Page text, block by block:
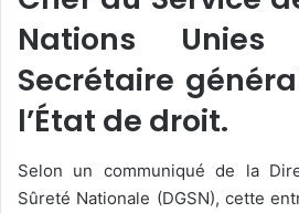
Nations
Secrétaire
l’État de droit.
Selon un communiqué de la
Sûreté Nationale (DGSN), cette